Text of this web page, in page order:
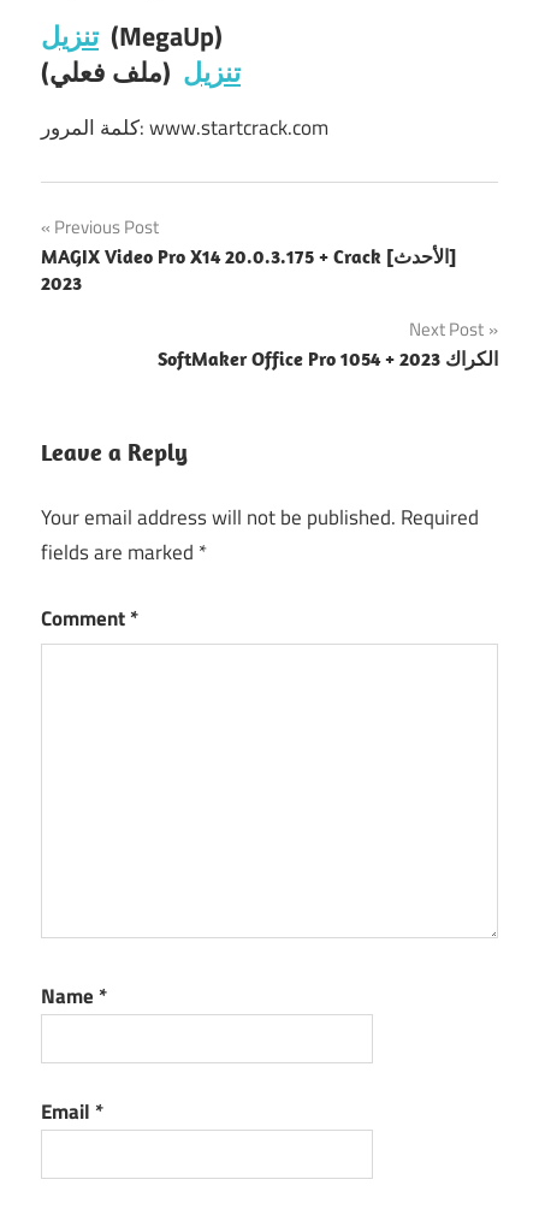
تنزيل(MegaUp)
تنزيل (ملف فعلي)
كلمة المرور: www.startcrack.com
Post
navigation
Previous Post
MAGIX Video Pro X14 20.0.3.175 + Crack [الأحدث]
2023
Next Post
SoftMaker Office Pro 1054 + الكراك 2023
Leave a Reply
Your email address will not be published. Required
fields are marked *
Comment*
Name *
Email *